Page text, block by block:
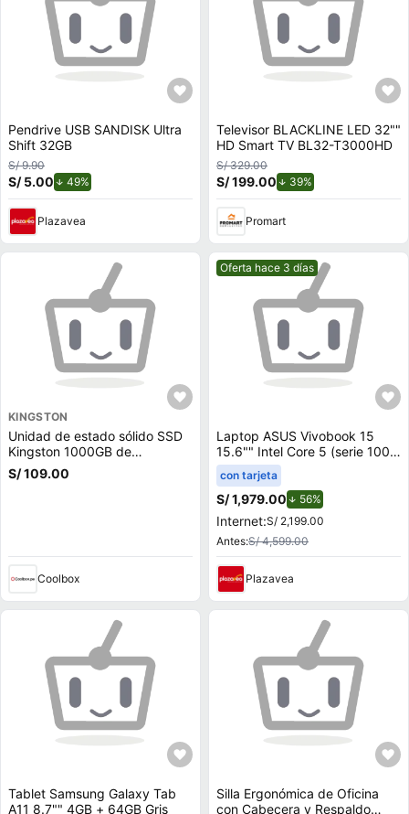
Pendrive USB SANDISK Ultra
Shift 32GB
S/ 9.90
S/ 5.00 49%
Plazavea
Televisor BLACKLINE LED 32""
HD Smart TV BL32-T3000HD
S/ 329.00
S/ 199.00 39%
Promart
KINGSTON
Unidad de estado sólido SSD
Kingston 1000GB de
capacidad, M.2, NVMe, PCIe
3.0
S/ 109.00
Coolbox
Mejor precio.
Oferta hace 3 días
Laptop ASUS Vivobook 15
15.6"" Intel Core 5 (serie 100)
8GB 512GB SSD X1504VA-
BQ4451W
con tarjeta
S/ 1,979.00 56%
Internet:S/ 2,199.00
Antes:S/ 4,599.00
Plazavea
Tablet Samsung Galaxy Tab
A11 8.7"" 4GB + 64GB Gris
Silla Ergonómica de Oficina
con Cabecera y Respaldo